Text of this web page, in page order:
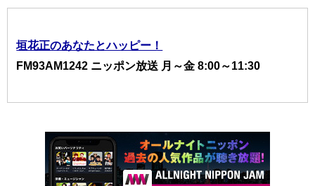
垣花正のあなたとハッピー！
FM93AM1242 ニッポン放送 月～金 8:00～11:30